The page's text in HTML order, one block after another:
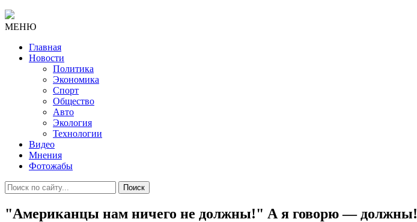
МЕНЮ
Главная
Новости
Политика
Экономика
Спорт
Общество
Авто
Экология
Технологии
Видео
Мнения
Фотожабы
Поиск
"Американцы нам ничего не должны!" А я говорю — должны!